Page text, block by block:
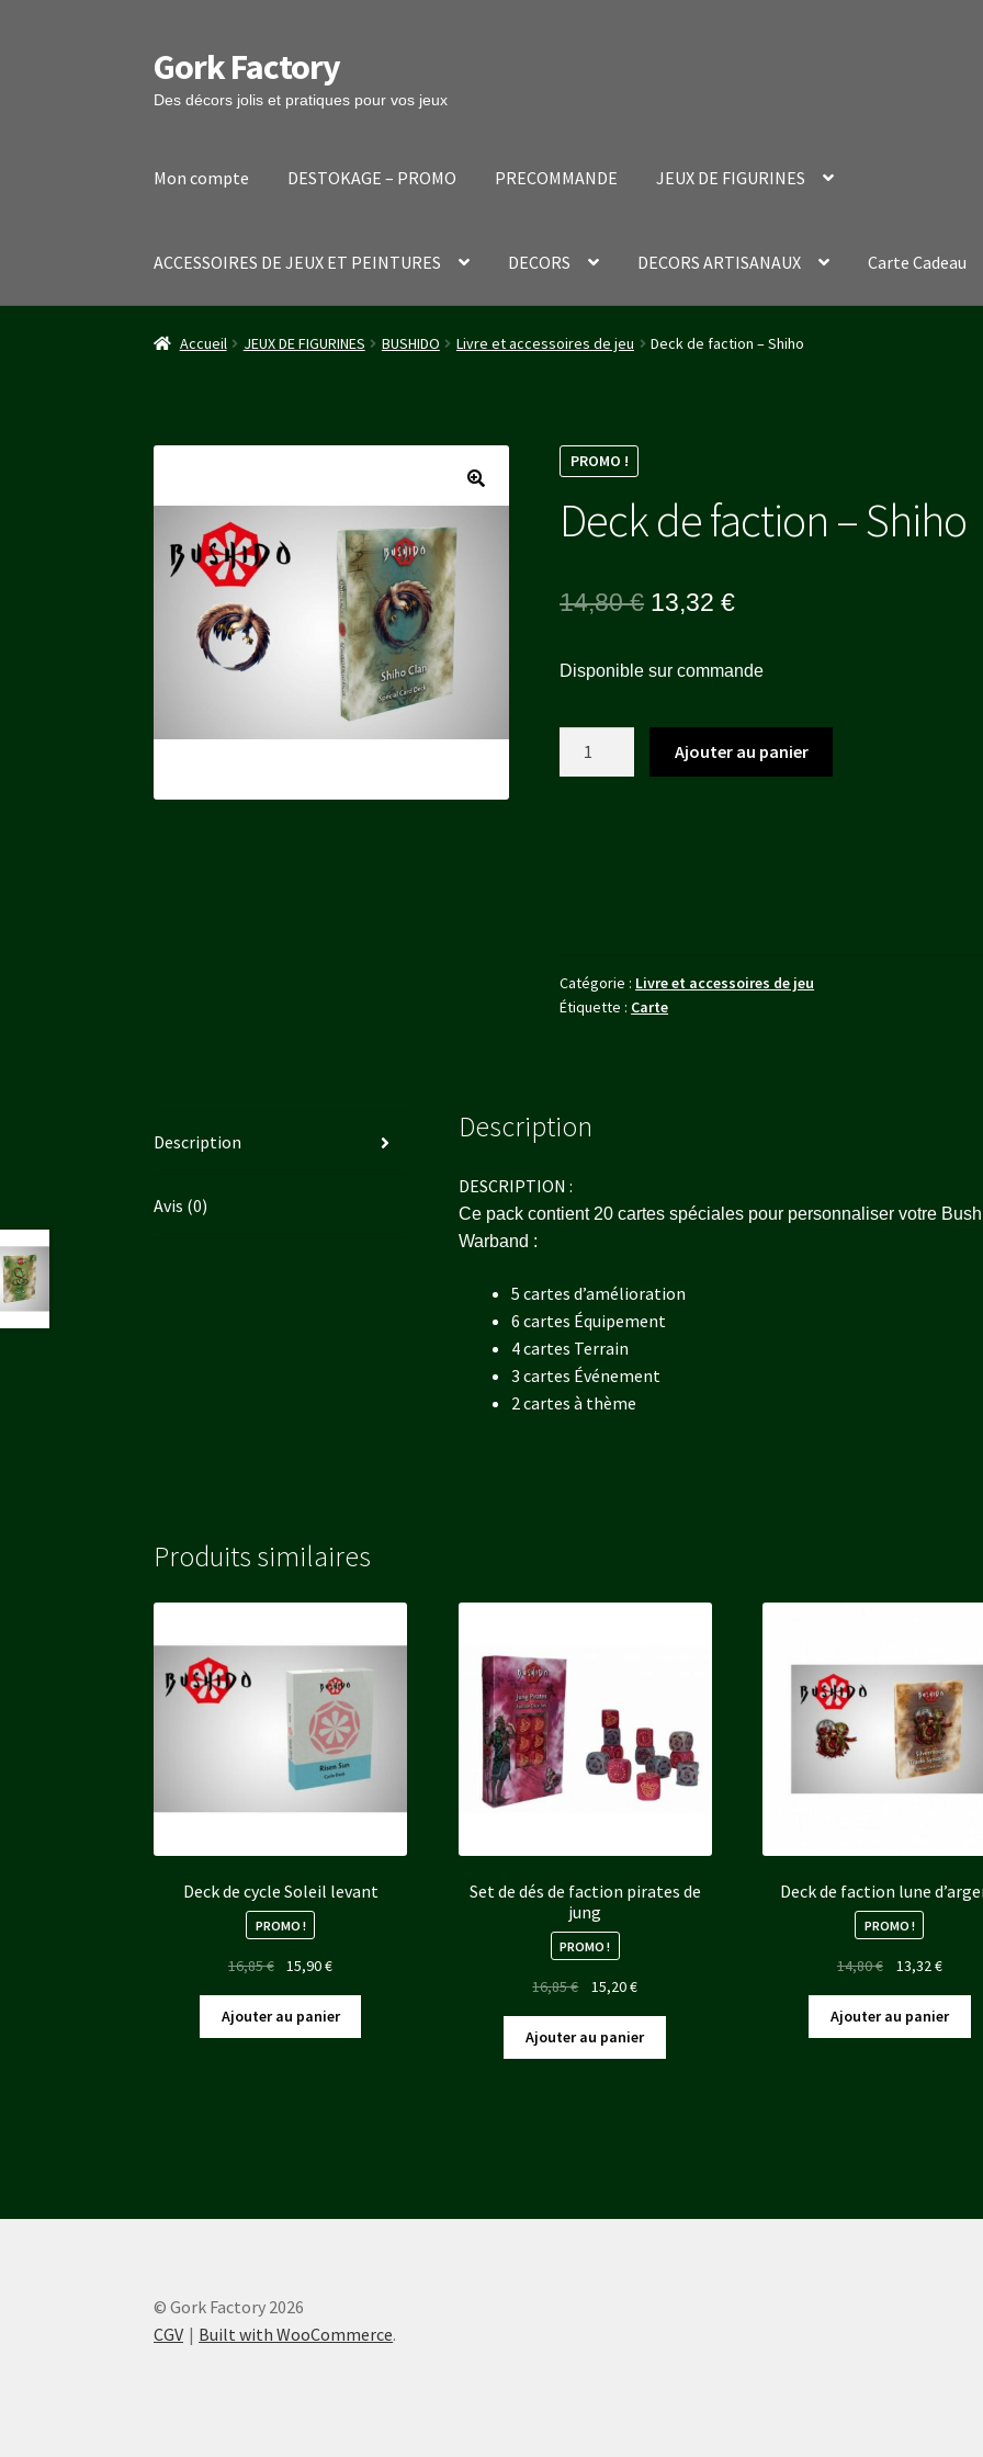
Aller
à
la
Aller
au
contenu
Gork Factory
Des décors jolis et pratiques pour vos jeux
Mon compte DESTOKAGE – PROMO PRECOMMANDE JEUX DE FIGURINES
ACCESSOIRES DE JEUX ET PEINTURES DECORS DECORS ARTISANAUX Carte Cadeau
Accueil CGV Mon comptePanierStripe Payment Success Page Validation de la commande
Accueil JEUX DE FIGURINES BUSHIDO Livre et accessoires de jeu Deck de faction – Shiho
PROMO !
Deck de faction – Shiho
14,80€ Le
initial
était :
14,80 €.
13,32€Le
actuel
est :
13,32 €.
Disponible sur commande
Ajouter au panier
Catégorie : Livre et accessoires de jeu
Étiquette : Carte
Description
Avis (0)
Description
DESCRIPTION :
Ce pack contient 20 cartes spéciales pour personnaliser votre
Warband :
5 cartes d’amélioration
6 cartes Équipement
4 cartes Terrain
3 cartes Événement
2 cartes à thème
Produits similaires
Deck de cycle Soleil levant
PROMO !
16,85€
Le
initial
était :
15,90€Le
actuel
est :
Ajouter au panier
Set de dés de faction pirates de
jung
PROMO !
16,85€
Le
initial
était :
15,20€Le
actuel
est :
Ajouter au panier
Deck de faction lune
PROMO !
14,80€
Le
initial
était :
13,32€Le
actuel
est :
Ajouter au panier
© Gork Factory 2026
CGV
Built with WooCommerce.